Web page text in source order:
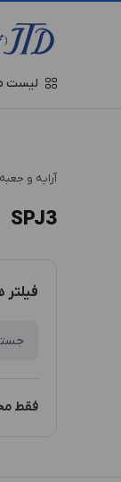
لیست
آرایه و
SPJ3
فیلتر
فقط